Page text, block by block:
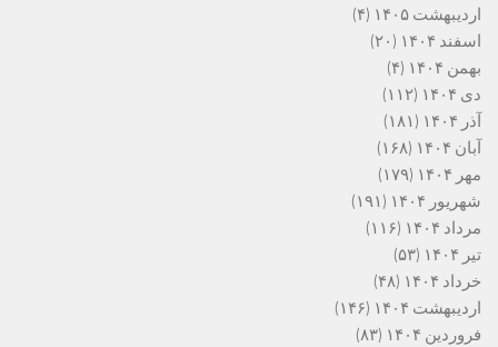
اردیبهشت ۱۴۰۵
(۴)
اسفند ۱۴۰۴
(۲۰)
بهمن ۱۴۰۴
(۴)
دی ۱۴۰۴
(۱۱۲)
آذر ۱۴۰۴
(۱۸۱)
آبان ۱۴۰۴
(۱۶۸)
مهر ۱۴۰۴
(۱۷۹)
شهریور ۱۴۰۴
(۱۹۱)
مرداد ۱۴۰۴
(۱۱۶)
تیر ۱۴۰۴
(۵۳)
خرداد ۱۴۰۴
(۴۸)
اردیبهشت ۱۴۰۴
(۱۴۶)
فروردین ۱۴۰۴
(۸۳)